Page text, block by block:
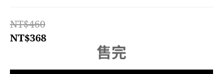
NT$460
NT$368
售完